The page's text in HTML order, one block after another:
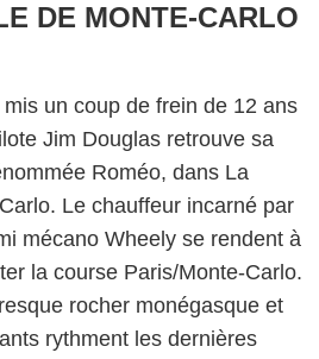
DE MONTE-CARLO
un coup de frein de 12 ans
Jim Douglas retrouve sa
Roméo, dans La
Le chauffeur incarné par
mécano Wheely se rendent à
la course Paris/Monte-Carlo.
rocher monégasque et
rythment les dernières